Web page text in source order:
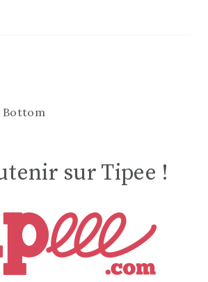
Bottom
sur Tipee !